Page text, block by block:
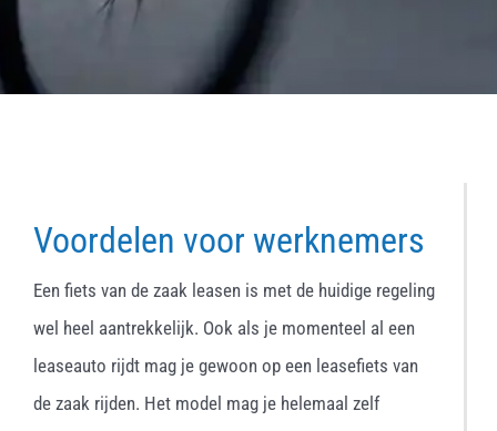
Voordelen voor werknemers
Een fiets van de zaak leasen is met de huidige regeling
wel heel aantrekkelijk. Ook als je momenteel al een
leaseauto rijdt mag je gewoon op een leasefiets van
de zaak rijden. Het model mag je helemaal zelf